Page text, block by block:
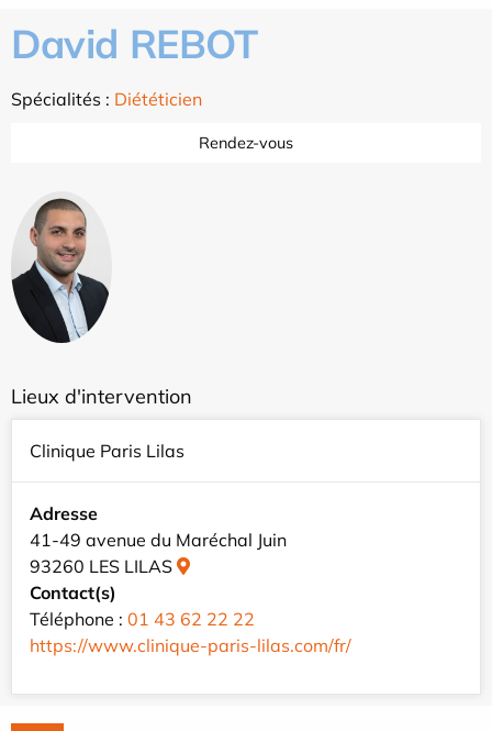
David REBOT
Spécialités : Diététicien
Rendez-vous
Lieux d'intervention
Clinique Paris Lilas
Adresse
41-49 avenue du Maréchal Juin
93260 LES LILAS
Contact(s)
Téléphone : 01 43 62 22 22
https://www.clinique-paris-lilas.com/fr/